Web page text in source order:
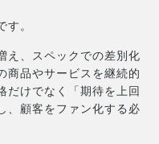
す。
え、スペックでの差別化
商品やサービスを継続的
だけでなく「期待を上回
、顧客をファン化する必